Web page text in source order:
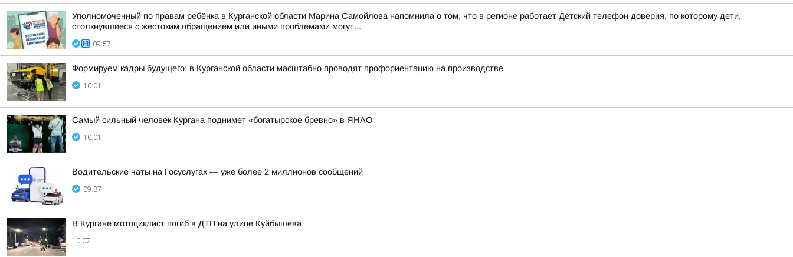
Уполномоченный по правам ребёнка в Курганской области Марина Самойлова напомнила о том, что в регионе работает Детский телефон доверия, по которому дети,
столкнувшиеся с жестоким обращением или иными проблемами могут...
09:57
Формируем кадры будущего: в Курганской области масштабно проводят профориентацию на производстве
10:01
Самый сильный человек Кургана поднимет «богатырское бревно» в ЯНАО
10:01
Водительские чаты на Госуслугах — уже более 2 миллионов сообщений
09:37
В Кургане мотоциклист погиб в ДТП на улице Куйбышева
10:07